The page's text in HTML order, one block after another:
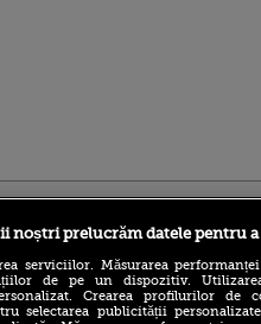
noștri prelucrăm datele pentru
serviciilor. Măsurarea
de pe un dispozitiv.
Crearea profilurilor de
selectarea publicității